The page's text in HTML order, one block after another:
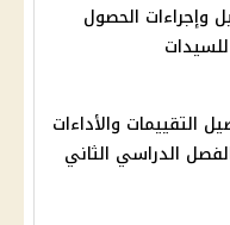
وإجراءات الحصول
التقييمات والأداءات
الدراسي الثاني